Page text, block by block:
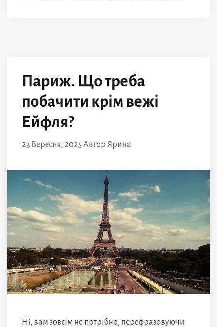
Париж. Що треба
побачити крім вежі
Ейфля?
23 Вересня, 2025 Автор Ярина
Ні, вам зовсім не потрібно, перефразовуючи